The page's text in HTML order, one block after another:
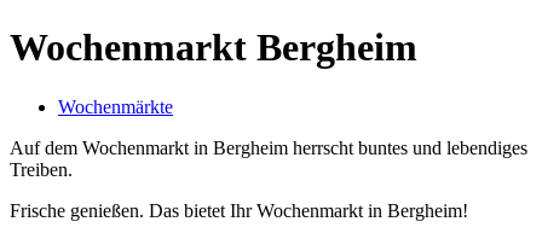
Wochenmarkt Bergheim
Wochenmärkte
Auf dem Wochenmarkt in Bergheim herrscht buntes und lebendiges
Treiben.
Frische genießen. Das bietet Ihr Wochenmarkt in Bergheim!